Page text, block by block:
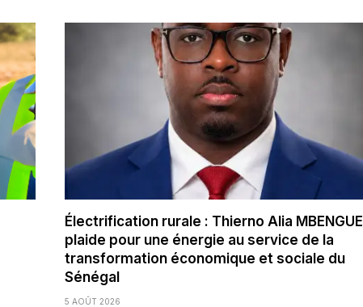
Électrification rurale : Thierno Alia MBENGUE
plaide pour une énergie au service de la
transformation économique et sociale du
Sénégal
5 AOÛT 2026